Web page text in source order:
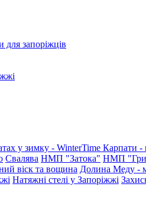
для запоріжців
у зимку - WinterTime Карпати -
Свалява НМП "Затока" НМП
віск та вощина Долина Меду -
Натяжні стелі у Запоріжжі